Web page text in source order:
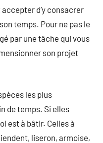
d’y consacrer
temps. Pour ne pas le
par une tâche qui vous
son projet
les plus
de temps. Si elles
est à bâtir. Celles à
liseron, armoise,